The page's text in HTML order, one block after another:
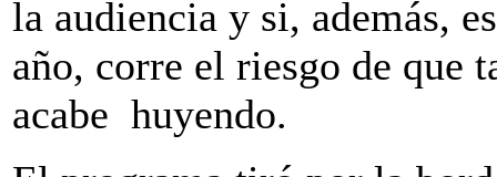
la audiencia y si, además,
año, corre el riesgo de que
acabe huyendo.